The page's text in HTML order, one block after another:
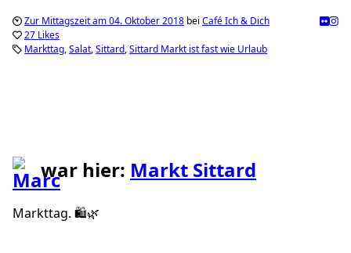
Zur Mittagszeit am 04. Oktober 2018 bei Café Ich & Dich
27 Likes
Markttag Salat Sittard Sittard Markt ist fast wie Urlaub
war hier: Markt Sittard
Markttag. 🛍🌿